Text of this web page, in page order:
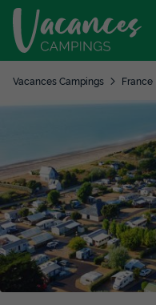
Vacances Campings France